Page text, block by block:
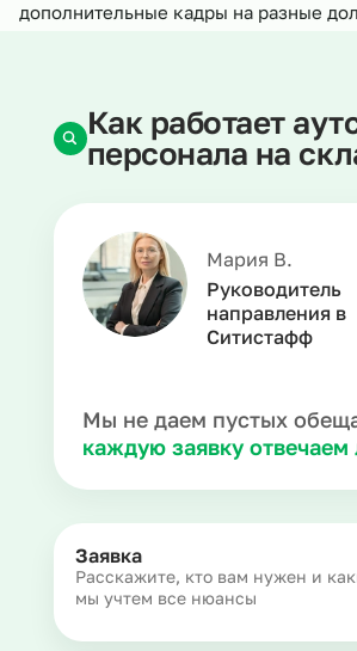
дополнительные кадры на разные
Мария В.
Руководитель
направления в
Ситистафф
Мы не даем пустых
каждую заявку отвечаем
Как работает
персонала на
Заявка
Расскажите, кто вам нужен и
мы учтем все нюансы